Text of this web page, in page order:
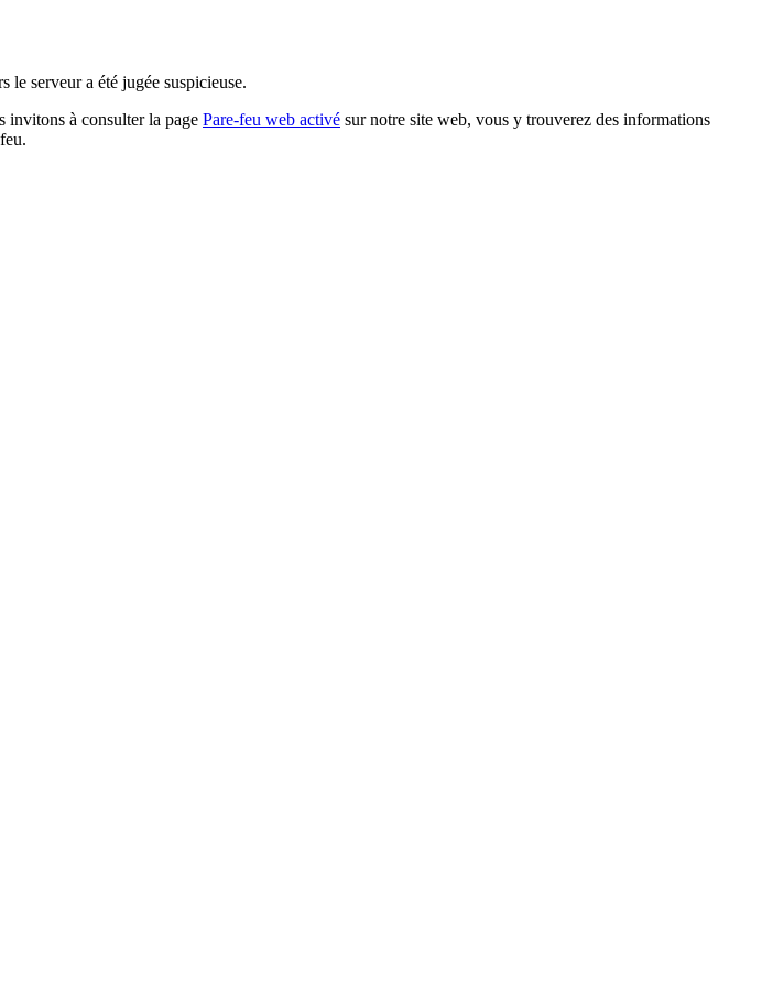
le serveur a été jugée suspicieuse.
invitons à consulter la page Pare-feu web activé sur notre site web, vous y trouverez des informations